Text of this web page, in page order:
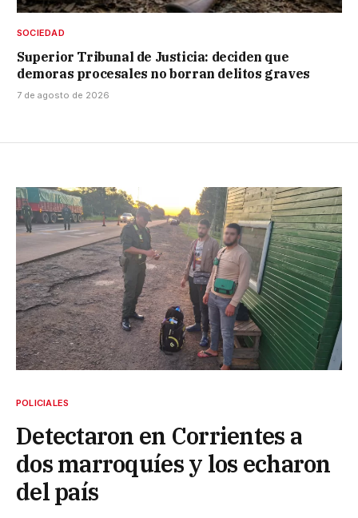
SOCIEDAD
Superior Tribunal de Justicia: deciden que
demoras procesales no borran delitos graves
7 de agosto de 2026
POLICIALES
Detectaron en Corrientes a
dos marroquíes y los echaron
del país